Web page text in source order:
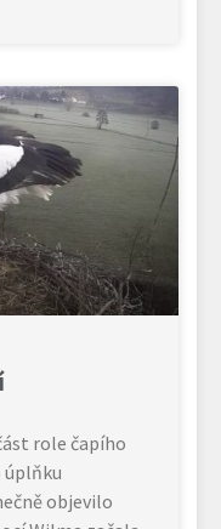
role čapího
úplňku
objevilo